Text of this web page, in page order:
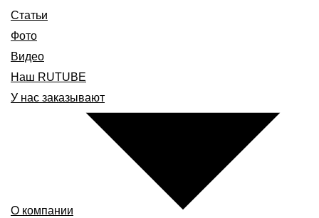
Статьи
Фото
Видео
Наш RUTUBE
У нас заказывают
О компании